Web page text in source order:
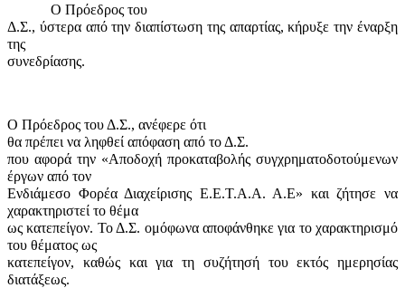
Ο Πρόεδρος του
Δ.Σ., ύστερα από την διαπίστωση της απαρτίας, κήρυξε την έναρξη
της
συνεδρίασης.
Ο Πρόεδρος του Δ.Σ., ανέφερε ότι
θα πρέπει να ληφθεί απόφαση από το Δ.Σ.
που αφορά την «Αποδοχή προκαταβολής συγχρηματοδοτούμενων
έργων από τον
Ενδιάμεσο Φορέα Διαχείρισης Ε.Ε.Τ.Α.Α. Α.Ε» και ζήτησε να
χαρακτηριστεί το θέμα
ως κατεπείγον. Το Δ.Σ. ομόφωνα αποφάνθηκε για το χαρακτηρισμό
του θέματος ως
κατεπείγον, καθώς και για τη συζήτησή του εκτός ημερησίας
διατάξεως.